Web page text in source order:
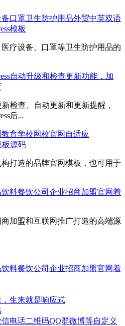
口罩卫生防护用品外贸中英双语
模板
疗设备、口罩等卫生防护用品的
自动升级和检查更新功能，加
新检查、自动更新和更新提醒，
后...
育学校网校官网自适应
板源码
打造的品牌官网模板，也可用于
料餐饮公司企业招商加盟官网着
加盟和互联网推广打造的高端源
料餐饮公司企业招商加盟官网着
生来就是响应式
信电话二维码QQ群微博等自定义